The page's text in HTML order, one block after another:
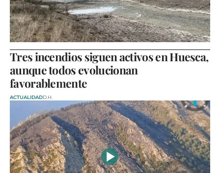
Tres incendios siguen activos en Huesca,
aunque todos evolucionan
favorablemente
ACTUALIDADD.H.